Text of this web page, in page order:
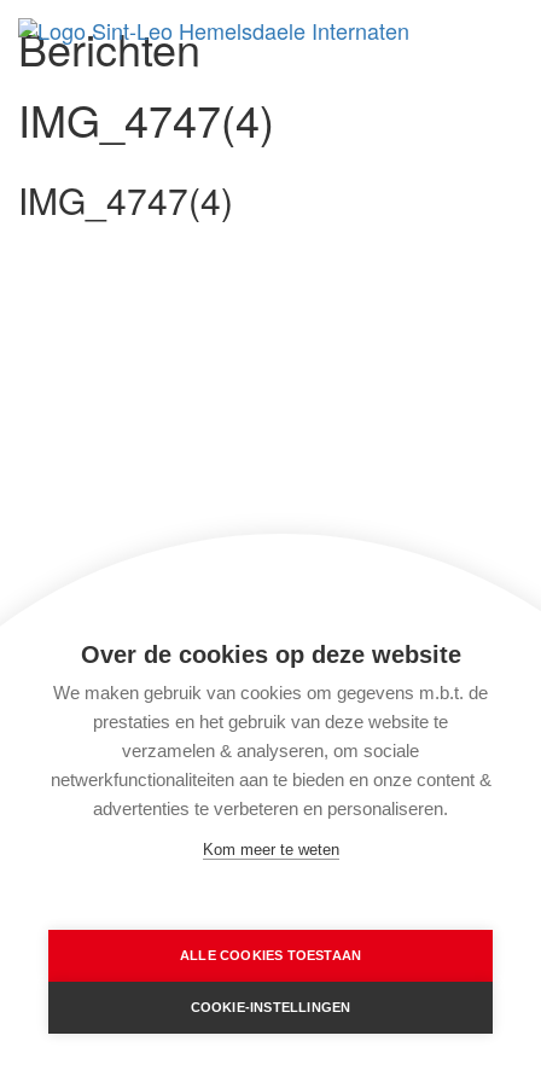
Berichten
IMG_4747(4)
IMG_4747(4)
Over de cookies op deze website
We maken gebruik van cookies om gegevens m.b.t. de
prestaties en het gebruik van deze website te
verzamelen & analyseren, om sociale
netwerkfunctionaliteiten aan te bieden en onze content &
advertenties te verbeteren en personaliseren.
Kom meer te weten
ALLE COOKIES TOESTAAN
COOKIE-INSTELLINGEN